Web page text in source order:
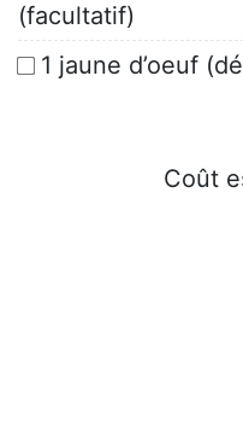
(facultatif)
1 jaune d’oeuf
Coût